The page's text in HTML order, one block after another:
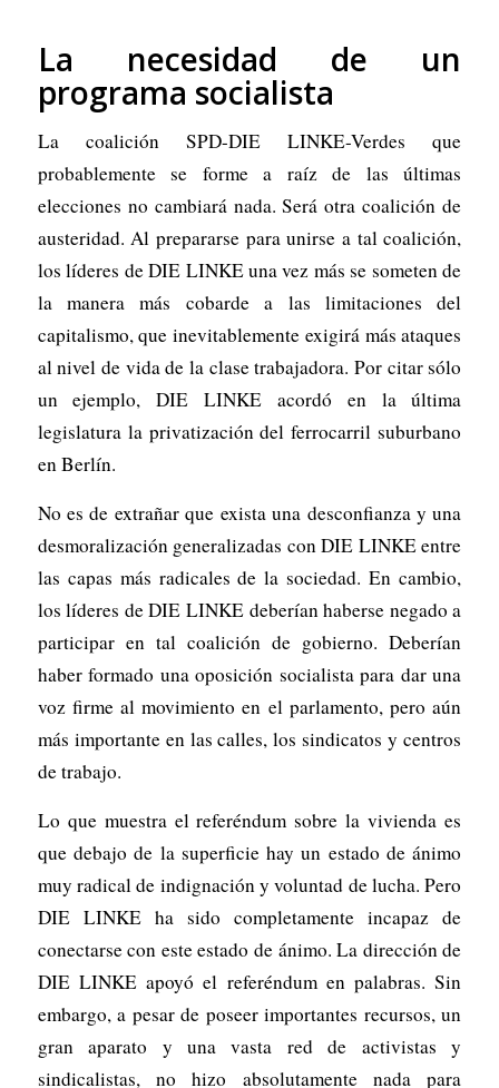
La necesidad de un
programa socialista
La coalición SPD-DIE LINKE-Verdes que
probablemente se forme a raíz de las últimas
elecciones no cambiará nada. Será otra coalición de
austeridad. Al prepararse para unirse a tal coalición,
los líderes de DIE LINKE una vez más se someten de
la manera más cobarde a las limitaciones del
capitalismo, que inevitablemente exigirá más ataques
al nivel de vida de la clase trabajadora. Por citar sólo
un ejemplo, DIE LINKE acordó en la última
legislatura la privatización del ferrocarril suburbano
en Berlín.
No es de extrañar que exista una desconfianza y una
desmoralización generalizadas con DIE LINKE entre
las capas más radicales de la sociedad. En cambio,
los líderes de DIE LINKE deberían haberse negado a
participar en tal coalición de gobierno. Deberían
haber formado una oposición socialista para dar una
voz firme al movimiento en el parlamento, pero aún
más importante en las calles, los sindicatos y centros
de trabajo.
Lo que muestra el referéndum sobre la vivienda es
que debajo de la superficie hay un estado de ánimo
muy radical de indignación y voluntad de lucha. Pero
DIE LINKE ha sido completamente incapaz de
conectarse con este estado de ánimo. La dirección de
DIE LINKE apoyó el referéndum en palabras. Sin
embargo, a pesar de poseer importantes recursos, un
gran aparato y una vasta red de activistas y
sindicalistas, no hizo absolutamente nada para